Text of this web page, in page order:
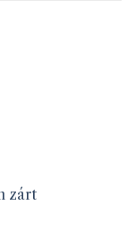
zárt